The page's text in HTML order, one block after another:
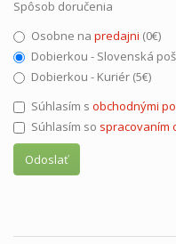
Spôsob doručenia
Osobne na predajni (0€)
Dobierkou - Slovenská
Dobierkou - Kuriér (5€)
Súhlasím s obchodnými
Súhlasím so spracovaním
Odoslať